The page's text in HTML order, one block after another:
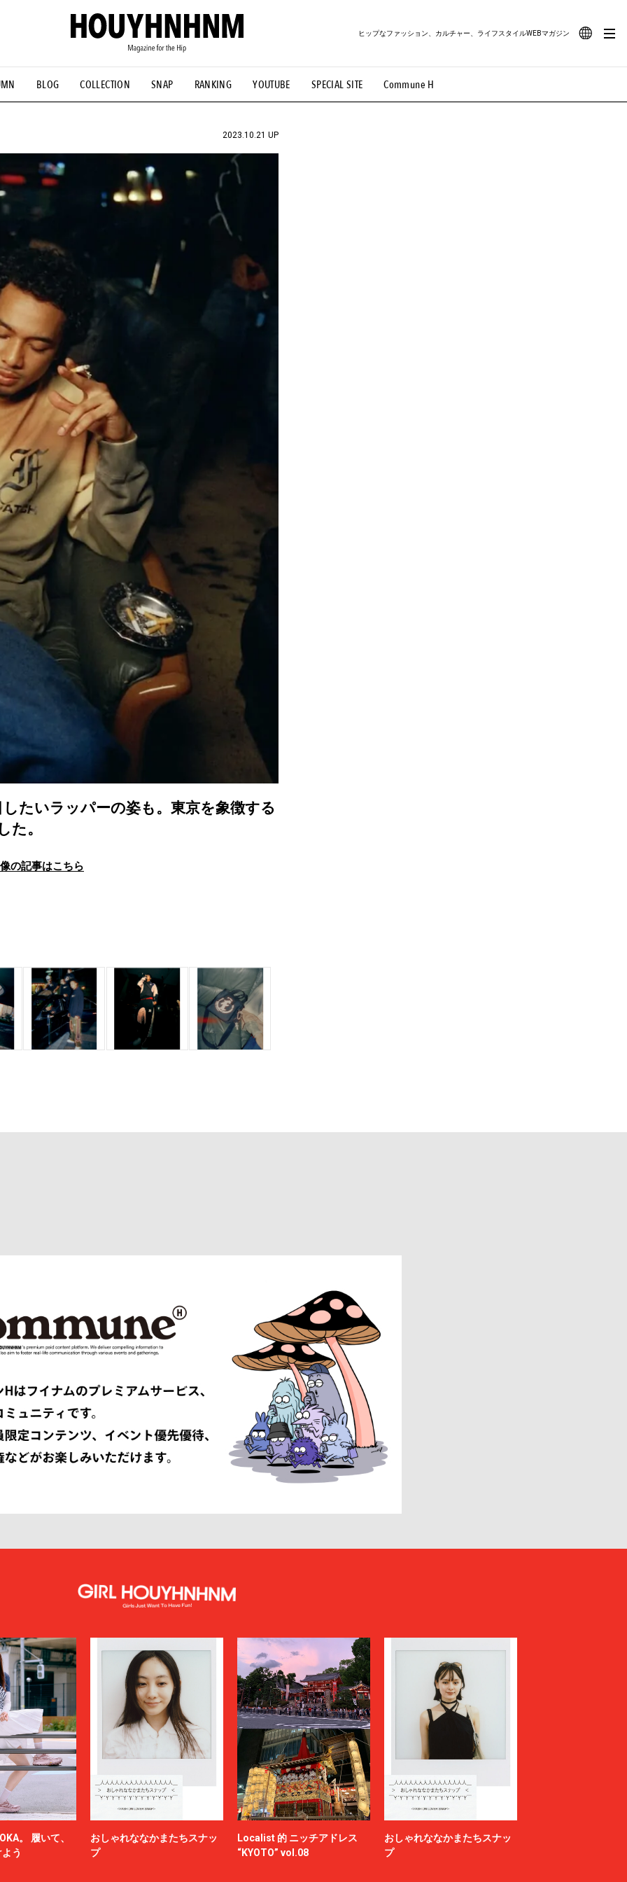
BLOG COLLECTION SNAP RANKING YOUTUBE SPECIAL SITE Commune H
ヒップなファッション、カルチャー、ライフスタイルWEBマガジン
#古着サミット #NEW VINTAGE #マイナーグッド図鑑 #路地裏てぃーん。 #MONTHLY JOURNAL
#FOCUS IT #AH.H #ととけん #FASHION #MUSIC #MOVIE #LIFESTYLE #SNEAKER #OUTDOOR
2023.10.21 UP
たいラッパーの姿も。東京を象徴する
た。
の記事はこちら
。 履いて、
う
おしゃれななかまたちスナッ
プ
Localist 的 ニッチアドレス
“KYOTO” vol.08
おしゃれななかまたちスナッ
プ